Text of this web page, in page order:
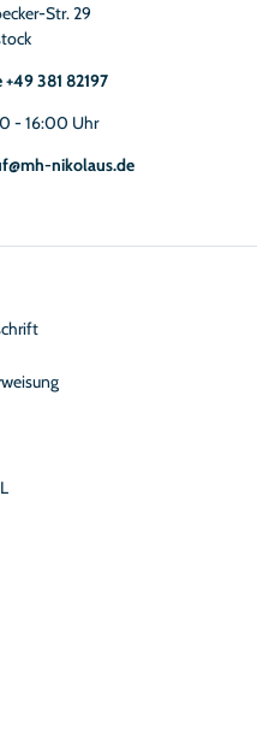
Str. 29
381 82197
- 16:00 Uhr
nikolaus.de